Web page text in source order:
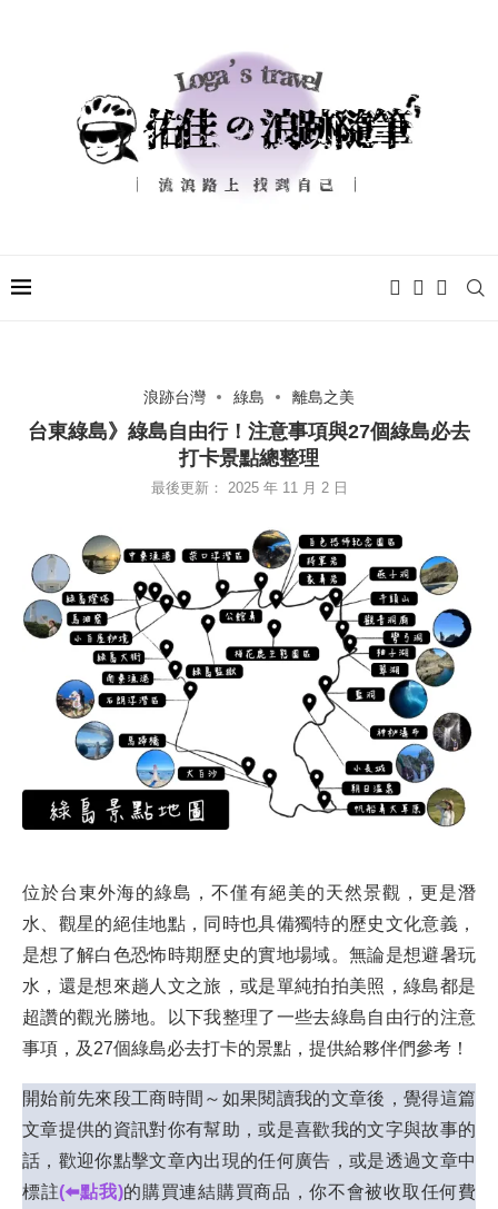
浪跡台灣 綠島 離島之美
台東綠島》綠島自由行！注意事項與27個綠島必去
打卡景點總整理
最後更新： 2025 年 11 月 2 日
位於台東外海的綠島，不僅有絕美的天然景觀，更是潛
水、觀星的絕佳地點，同時也具備獨特的歷史文化意義，
是想了解白色恐怖時期歷史的實地場域。無論是想避暑玩
水，還是想來趟人文之旅，或是單純拍拍美照，綠島都是
超讚的觀光勝地。以下我整理了一些去綠島自由行的注意
事項，及27個綠島必去打卡的景點，提供給夥伴們參考！
開始前先來段工商時間～如果閱讀我的文章後，覺得這篇
文章提供的資訊對你有幫助，或是喜歡我的文字與故事的
話，歡迎你點擊文章內出現的任何廣告，或是透過文章中
標註(⬅️點我)的購買連結購買商品，你不會被收取任何費